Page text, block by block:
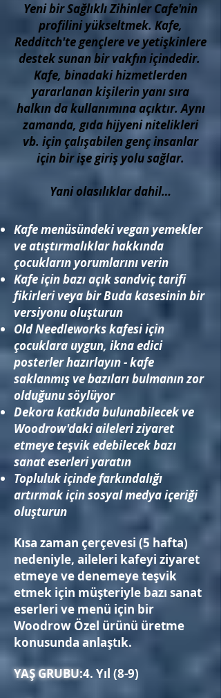
Yeni bir Sağlıklı Zihinler Cafe'nin
profilini yükseltmek. Kafe,
Redditch'te gençlere ve yetişkinlere
destek sunan bir vakfın içindedir.
Kafe, binadaki hizmetlerden
yararlanan kişilerin yanı sıra
halkın da kullanımına açıktır. Aynı
zamanda, gıda hijyeni nitelikleri
vb. için çalışabilen genç insanlar
için bir işe giriş yolu sağlar.
Yani olasılıklar dahil…
Kafe menüsündeki vegan yemekler
ve atıştırmalıklar hakkında
çocukların yorumlarını verin
Kafe için bazı açık sandviç tarifi
fikirleri veya bir Buda kasesinin bir
versiyonu oluşturun
Old Needleworks kafesi için
çocuklara uygun, ikna edici
posterler hazırlayın - kafe
saklanmış ve bazıları bulmanın zor
olduğunu söylüyor
Dekora katkıda bulunabilecek ve
Woodrow'daki aileleri ziyaret
etmeye teşvik edebilecek bazı
sanat eserleri yaratın
Topluluk içinde farkındalığı
artırmak için sosyal medya içeriği
oluşturun
Kısa zaman çerçevesi (5 hafta)
nedeniyle, aileleri kafeyi ziyaret
etmeye ve denemeye teşvik
etmek için müşteriyle bazı sanat
eserleri ve menü için bir
Woodrow Özel ürünü üretme
konusunda anlaştık.
YAŞ GRUBU:4. Yıl (8-9)